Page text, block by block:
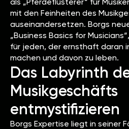
mit den Feinheiten des
auseinandersetzen. Borgs
„Business Basics for
für jeden, der ernsthaft daran
machen und davon zu leben.
Das Labyrinth
Musikgeschäfts
entmystifizieren
Borgs Expertise liegt in seiner